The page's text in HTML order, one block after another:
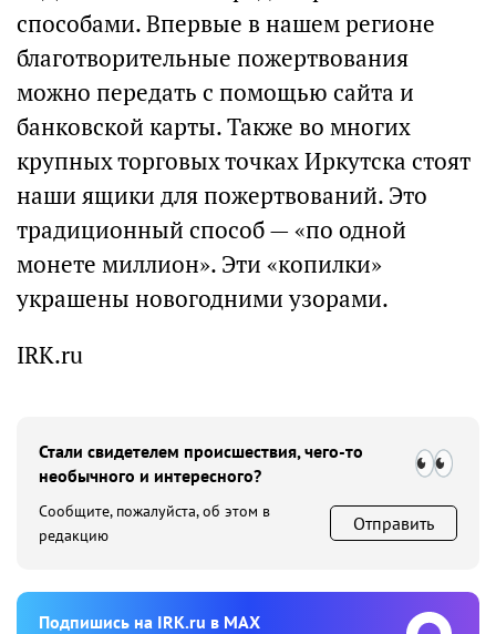
способами. Впервые в нашем регионе
благотворительные пожертвования
можно передать с помощью сайта и
банковской карты. Также во многих
крупных торговых точках Иркутска стоят
наши ящики для пожертвований. Это
традиционный способ — «по одной
монете миллион». Эти «копилки»
украшены новогодними узорами.
IRK.ru
Стали свидетелем происшествия, чего-то
необычного и интересного?
Сообщите, пожалуйста, об этом в
редакцию
Отправить
Подпишиcь на IRK.ru в MAX